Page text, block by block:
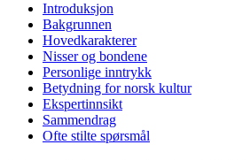
Introduksjon
Bakgrunnen
Hovedkarakterer
Nisser og bondene
Personlige inntrykk
Betydning for norsk kultur
Ekspertinnsikt
Sammendrag
Ofte stilte spørsmål